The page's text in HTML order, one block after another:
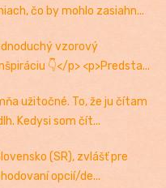
čo by mohlo zasiahn...
vzorový
👇</p> <p>Predsta...
užitočné. To, že ju čítam
Kedysi som čít...
(SR), zvlášť pre
opcií/de...